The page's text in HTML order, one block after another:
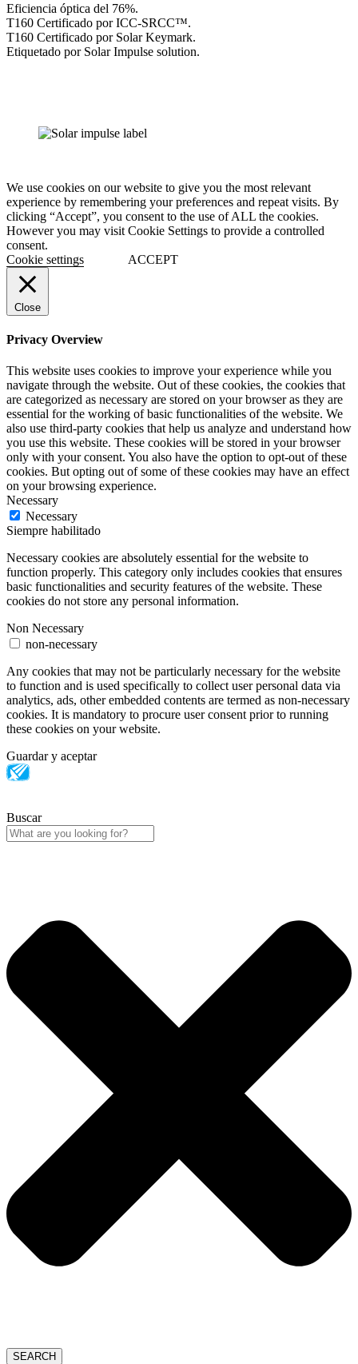
Eficiencia óptica del 76%.
T160 Certificado por ICC-SRCC™.
T160 Certificado por Solar Keymark.
Etiquetado por Solar Impulse solution.
We use cookies on our website to give you the most relevant
experience by remembering your preferences and repeat visits. By
clicking “Accept”, you consent to the use of ALL the cookies.
However you may visit Cookie Settings to provide a controlled
consent.
Cookie settings
ACCEPT
Close
Privacy Overview
This website uses cookies to improve your experience while you
navigate through the website. Out of these cookies, the cookies that
are categorized as necessary are stored on your browser as they are
essential for the working of basic functionalities of the website. We
also use third-party cookies that help us analyze and understand how
you use this website. These cookies will be stored in your browser
only with your consent. You also have the option to opt-out of these
cookies. But opting out of some of these cookies may have an effect
on your browsing experience.
Necessary
Necessary
Siempre habilitado
Necessary cookies are absolutely essential for the website to
function properly. This category only includes cookies that ensures
basic functionalities and security features of the website. These
cookies do not store any personal information.
Non Necessary
non-necessary
Any cookies that may not be particularly necessary for the website
to function and is used specifically to collect user personal data via
analytics, ads, other embedded contents are termed as non-necessary
cookies. It is mandatory to procure user consent prior to running
these cookies on your website.
Guardar y aceptar
Buscar
SEARCH